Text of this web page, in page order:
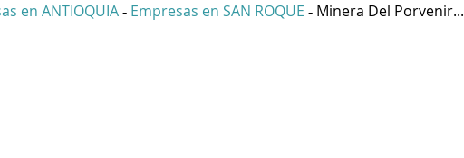
en ANTIOQUIA - Empresas en SAN ROQUE - Minera Del Porvenir...